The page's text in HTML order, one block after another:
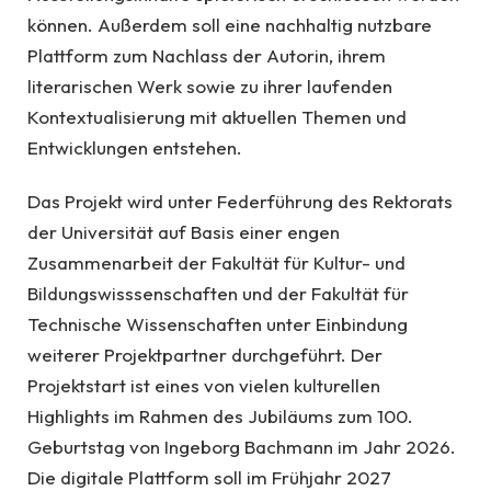
können. Außerdem soll eine nachhaltig nutzbare
Plattform zum Nachlass der Autorin, ihrem
literarischen Werk sowie zu ihrer laufenden
Kontextualisierung mit aktuellen Themen und
Entwicklungen entstehen.
Das Projekt wird unter Federführung des Rektorats
der Universität auf Basis einer engen
Zusammenarbeit der Fakultät für Kultur- und
Bildungswisssenschaften und der Fakultät für
Technische Wissenschaften unter Einbindung
weiterer Projektpartner durchgeführt. Der
Projektstart ist eines von vielen kulturellen
Highlights im Rahmen des Jubiläums zum 100.
Geburtstag von Ingeborg Bachmann im Jahr 2026.
Die digitale Plattform soll im Frühjahr 2027